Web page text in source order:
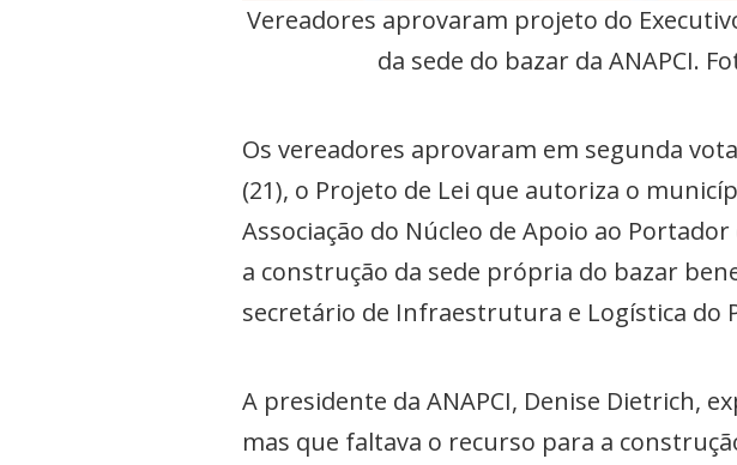
Vereadores aprovaram projeto do
da sede do bazar da ANAPCI.
Os vereadores aprovaram em segunda
(21), o Projeto de Lei que autoriza o
Associação do Núcleo de Apoio ao
a construção da sede própria do bazar
secretário de Infraestrutura e Logística do
A presidente da ANAPCI, Denise Dietrich,
mas que faltava o recurso para a